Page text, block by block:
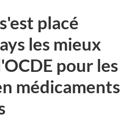
placé
les mieux
pour les
médicaments